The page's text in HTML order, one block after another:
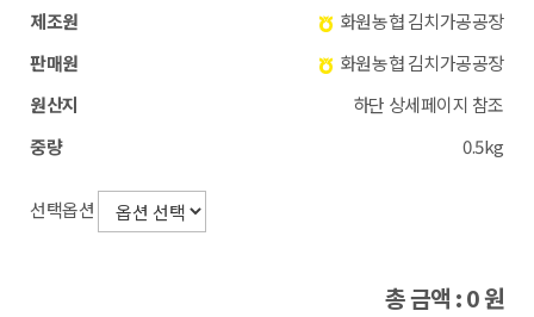
제조원
화원농협 김치가공공장
판매원
화원농협 김치가공공장
원산지
하단 상세페이지 참조
중량
0.5kg
선택옵션
총 금액 :0원